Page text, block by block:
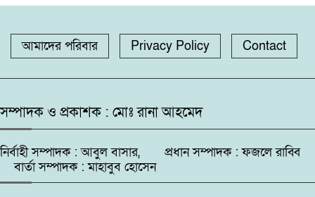
আমাদের পরিবার Privacy Policy Contact
সম্পাদক ও প্রকাশক : মোঃ রানা আহমেদ
নির্বাহী সম্পাদক : আবুল বাসার, প্রধান সম্পাদক : ফজলে রাব্বি
বার্তা সম্পাদক : মাহাবুব হোসেন